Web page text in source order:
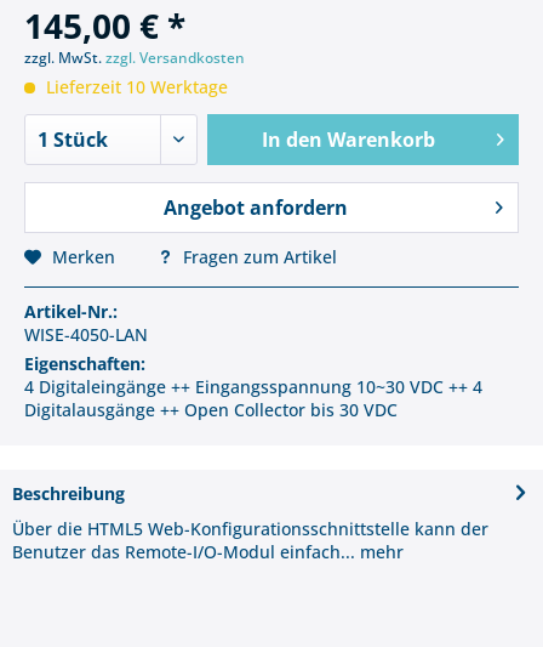
145,00 € *
zzgl. MwSt.zzgl. Versandkosten
Lieferzeit 10 Werktage
In den Warenkorb
Angebot anfordern
Merken Fragen zum Artikel
Artikel-Nr.:
WISE-4050-LAN
Eigenschaften:
4 Digitaleingänge ++ Eingangsspannung 10~30 VDC ++ 4
Digitalausgänge ++ Open Collector bis 30 VDC
Beschreibung
Über die HTML5 Web-Konfigurationsschnittstelle kann der
Benutzer das Remote-I/O-Modul einfach... mehr